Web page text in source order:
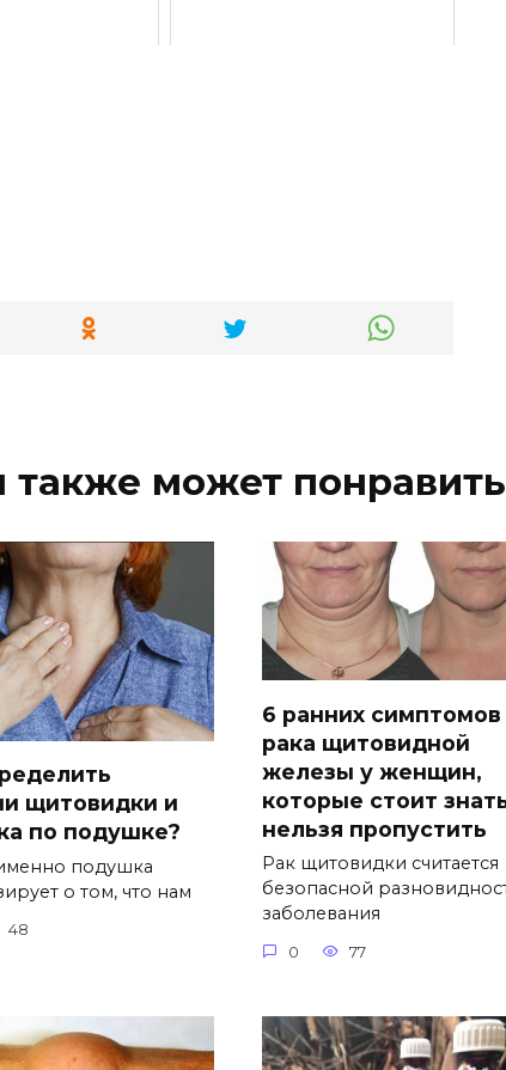
также может
щитовидки и
по подушке?
подушка
о том, что нам
48
6 ранних симптомов
рака щитовидной
железы у женщин,
которые стоит
нельзя пропустить
Рак щитовидки считается
безопасной
заболевания
0 77